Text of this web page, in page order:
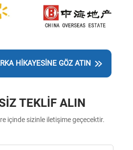
HİKAYESİNE GÖZ ATIN
TEKLIF ALIN
içinde sizinle iletişime geçecektir.